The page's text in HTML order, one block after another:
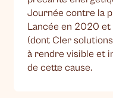
Journée contre la
Lancée en 2020
(dont Cler
à rendre visible et
de cette cause.